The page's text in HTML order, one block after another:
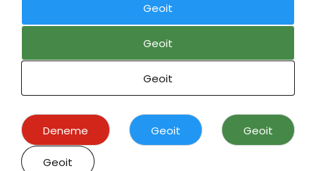
Geoit
Geoit
Geoit
Deneme Geoit Geoit
Geoit